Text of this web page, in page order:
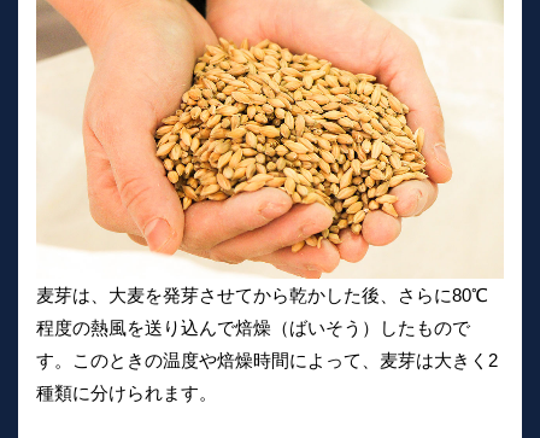
麦芽は、大麦を発芽させてから乾かした後、さらに80℃
程度の熱風を送り込んで焙燥（ばいそう）したもので
す。このときの温度や焙燥時間によって、麦芽は大きく2
種類に分けられます。